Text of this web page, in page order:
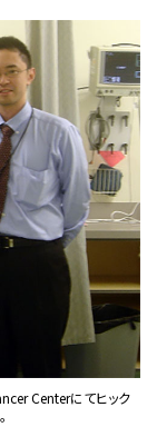
Centerにてヒック